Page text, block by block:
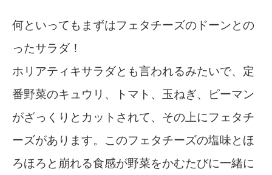
何といってもまずはフェタチーズのドーンとの
ったサラダ！
ホリアティキサラダとも言われるみたいで、定
番野菜のキュウリ、トマト、玉ねぎ、ピーマン
がざっくりとカットされて、その上にフェタチ
ーズがあります。このフェタチーズの塩味とほ
ろほろと崩れる食感が野菜をかむたびに一緒に